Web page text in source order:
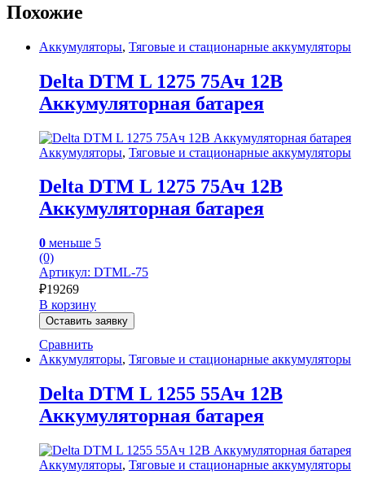
Похожие
Аккумуляторы, Тяговые и стационарные аккумуляторы
Delta DTM L 1275 75Ач 12В
Аккумуляторная батарея
Аккумуляторы, Тяговые и стационарные аккумуляторы
Delta DTM L 1275 75Ач 12В
Аккумуляторная батарея
0 меньше 5
(0)
Артикул: DTML-75
₽19269
В корзину
Оставить заявку
Сравнить
Аккумуляторы, Тяговые и стационарные аккумуляторы
Delta DTM L 1255 55Ач 12В
Аккумуляторная батарея
Аккумуляторы, Тяговые и стационарные аккумуляторы